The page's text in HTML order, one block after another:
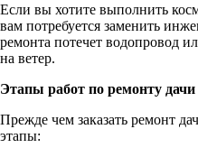
Если вы хотите выполнить
вам потребуется заменить
ремонта потечет водопровод
на ветер.
Этапы работ по ремонту дачи
Прежде чем заказать ремонт
этапы: